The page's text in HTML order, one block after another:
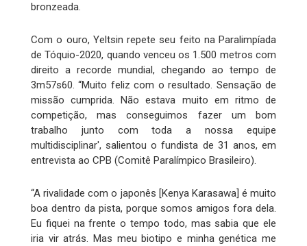
bronzeada.
Com o ouro, Yeltsin repete seu feito na Paralimpíada
de Tóquio-2020, quando venceu os 1.500 metros com
direito a recorde mundial, chegando ao tempo de
3m57s60. “Muito feliz com o resultado. Sensação de
missão cumprida. Não estava muito em ritmo de
competição, mas conseguimos fazer um bom
trabalho junto com toda a nossa equipe
multidisciplinar', salientou o fundista de 31 anos, em
entrevista ao CPB (Comitê Paralímpico Brasileiro).
“A rivalidade com o japonês [Kenya Karasawa] é muito
boa dentro da pista, porque somos amigos fora dela.
Eu fiquei na frente o tempo todo, mas sabia que ele
iria vir atrás. Mas meu biotipo e minha genética me